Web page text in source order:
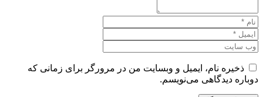
ذخیره نام، ایمیل و وبسایت من در مرورگر برای زمانی که
دوباره دیدگاهی می‌نویسم.